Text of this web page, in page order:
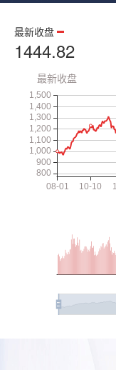
最新收盘
1444.82